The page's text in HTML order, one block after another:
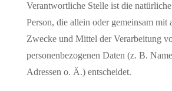
Verantwortliche Stelle ist die
Person, die allein oder gemeinsam mit
Zwecke und Mittel der Verarbeitung
personenbezogenen Daten (z. B.
Adressen o. Ä.) entscheidet.